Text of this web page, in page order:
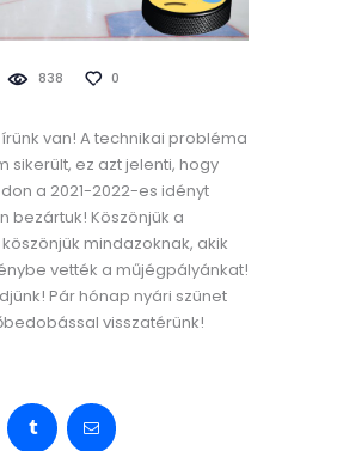
838 0
van! A technikai probléma
sikerült, ez azt jelenti, hogy
a 2021-2022-es idényt
bezártuk! Köszönjük a
mindazoknak, akik
vették a műjégpályánkat!
Pár hónap nyári szünet
visszatérünk!